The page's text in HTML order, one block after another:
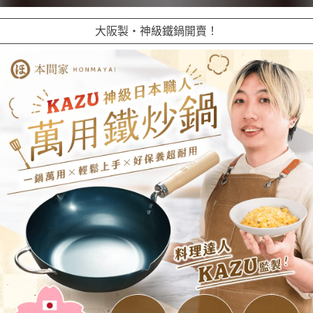
大阪製・神級鐵鍋開賣！